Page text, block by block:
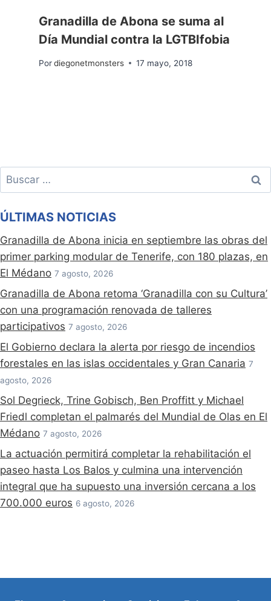
Granadilla de Abona se suma al
Día Mundial contra la LGTBIfobia
Pordiegonetmonsters 17 mayo, 2018
Buscar:
ÚLTIMAS NOTICIAS
Granadilla de Abona inicia en septiembre las obras del
primer parking modular de Tenerife, con 180 plazas, en
El Médano 7 agosto, 2026
Granadilla de Abona retoma ‘Granadilla con su Cultura’
con una programación renovada de talleres
participativos 7 agosto, 2026
El Gobierno declara la alerta por riesgo de incendios
forestales en las islas occidentales y Gran Canaria 7
agosto, 2026
Sol Degrieck, Trine Gobisch, Ben Proffitt y Michael
Friedl completan el palmarés del Mundial de Olas en El
Médano 7 agosto, 2026
La actuación permitirá completar la rehabilitación el
paseo hasta Los Balos y culmina una intervención
integral que ha supuesto una inversión cercana a los
700.000 euros 6 agosto, 2026